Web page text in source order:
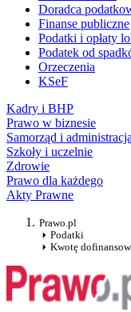
Doradca
Finanse publiczne
Podatki i opłaty
Podatek od
Orzeczenia
KSeF
Kadry i BHP
Prawo w biznesie
Samorząd i
Szkoły i uczelnie
Zdrowie
Prawo dla każdego
Akty Prawne
Prawo.pl
Podatki
Kwotę